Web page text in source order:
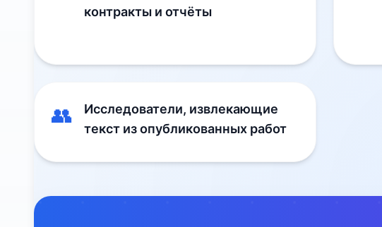
контракты и отчёты
👥
Исследователи, извлекающие
текст из опубликованных работ